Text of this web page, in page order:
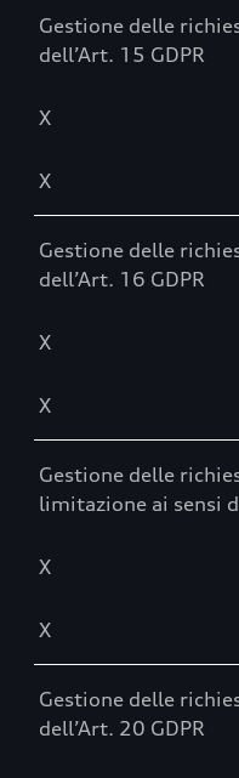
Gestione delle
dell’Art. 15 GDPR
X
X
Gestione delle
dell’Art. 16 GDPR
X
X
Gestione delle
limitazione ai sensi
X
X
Gestione delle
dell’Art. 20 GDPR